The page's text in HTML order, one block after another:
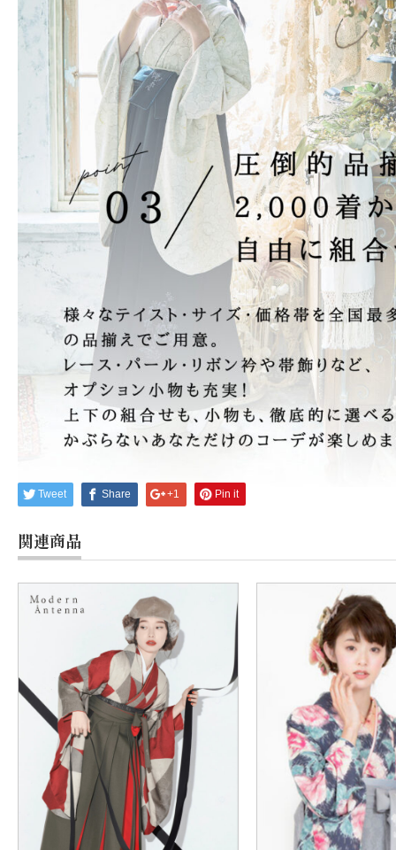
Tweet Share +1 Pin it
関連商品